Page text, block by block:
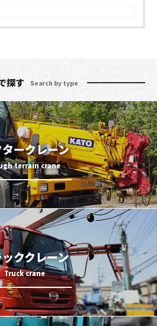
探す Search by type
ークレーン
ククレーン